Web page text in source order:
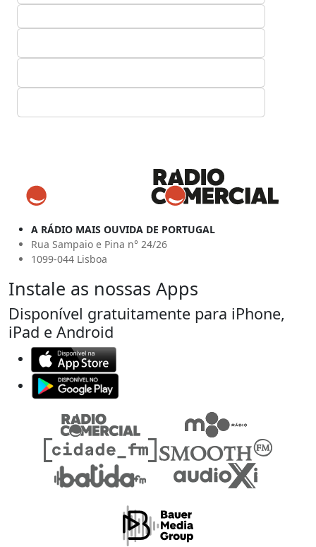
A RÁDIO MAIS OUVIDA DE PORTUGAL
Rua Sampaio e Pina n° 24/26
1099-044 Lisboa
Instale as nossas Apps
Disponível gratuitamente para iPhone,
iPad e Android